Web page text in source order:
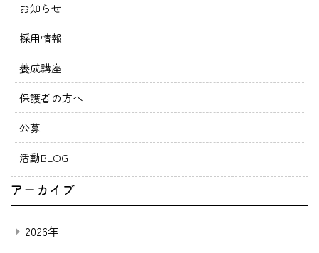
お知らせ
採用情報
養成講座
保護者の方へ
公募
活動BLOG
アーカイブ
2026年